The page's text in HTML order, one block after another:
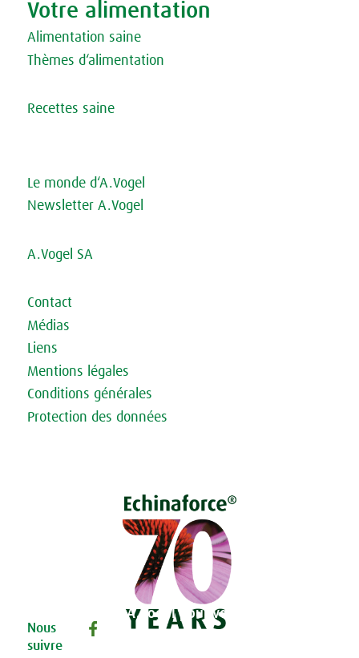
A.Vogel pour votre bien-être
Votre alimentation
Alimentation saine
Thèmes d‘alimentation
Recettes saine
Le monde d‘A.Vogel
Newsletter A.Vogel
A.Vogel SA
Contact
Médias
Liens
Mentions légales
Conditions générales
Protection des données
Nous
suivre